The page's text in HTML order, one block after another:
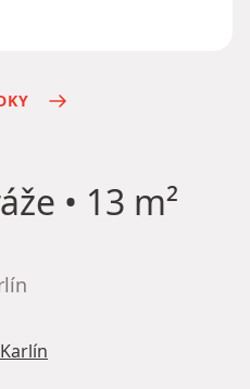
• 13 m²